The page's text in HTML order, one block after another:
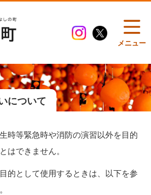
メニュー
について
時等緊急時や消防の演習以外を目的
はできません。
的として使用するときは、以下を参